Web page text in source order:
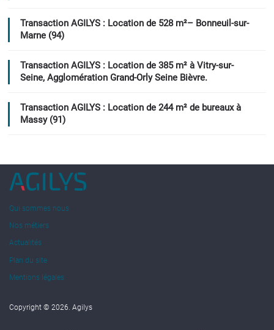
Transaction AGILYS : Location de 528 m²– Bonneuil-sur-
Marne (94)
Transaction AGILYS : Location de 385 m² à Vitry-sur-
Seine, Agglomération Grand-Orly Seine Bièvre.
Transaction AGILYS : Location de 244 m² de bureaux à
Massy (91)
Qui sommes nous
Nos métiers
Actualités
Plan du site
Mentions légales
Copyright © 2026. Agilys